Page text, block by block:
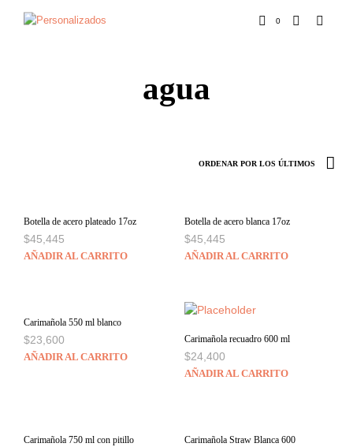
0
agua
Botella de acero plateado 17oz
$45,445
AÑADIR AL CARRITO
Botella de acero blanca 17oz
$45,445
AÑADIR AL CARRITO
Carimañola 550 ml blanco
$23,600
AÑADIR AL CARRITO
Carimañola recuadro 600 ml
$24,400
AÑADIR AL CARRITO
Carimañola 750 ml con pitillo
Carimañola Straw Blanca 600